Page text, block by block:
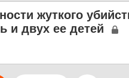
жуткого
и двух ее детей